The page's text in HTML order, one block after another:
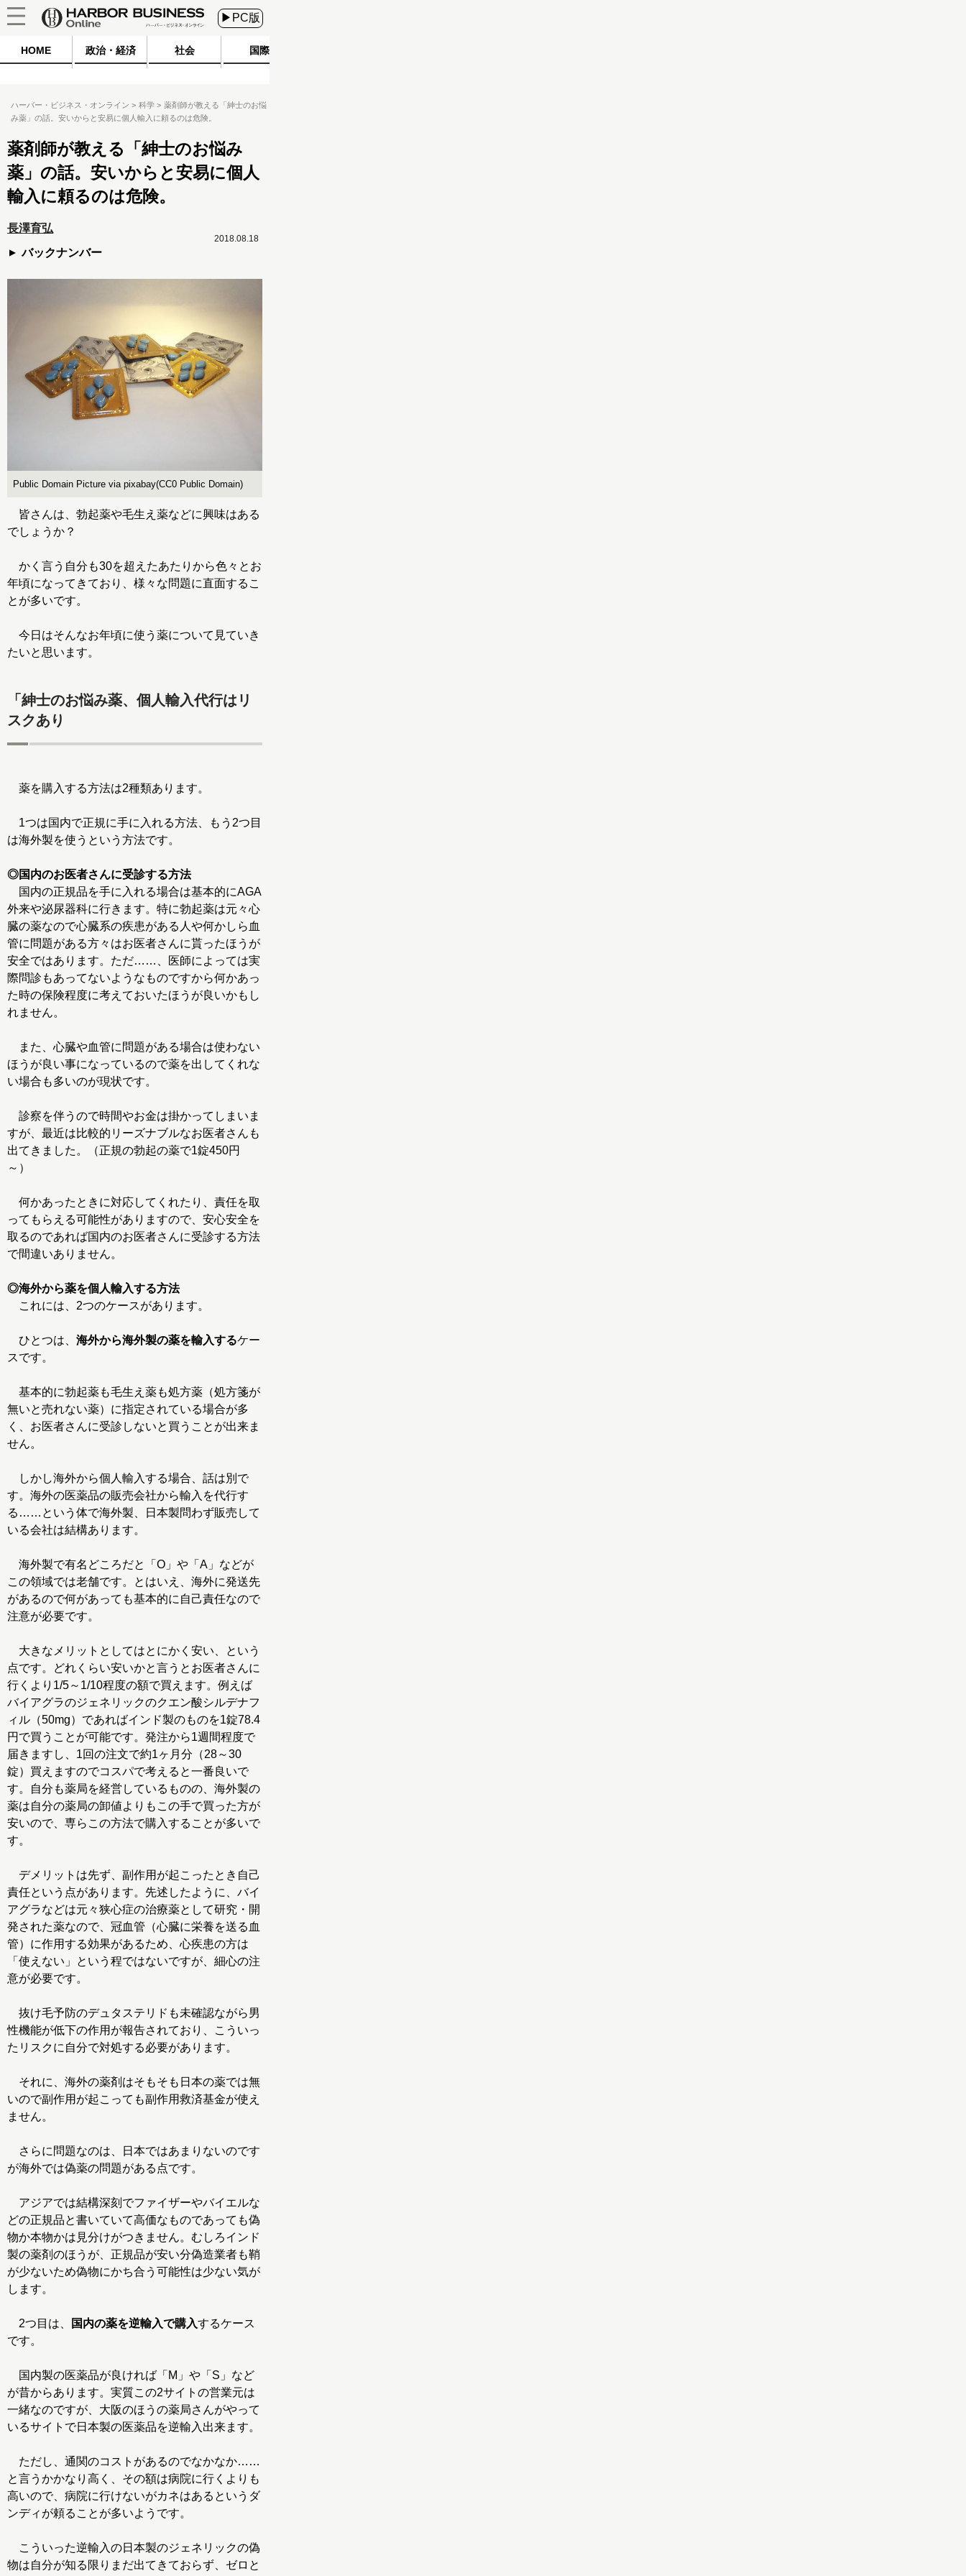
▶PC版
HOME 政治・経済 社会 国際
ハーバー・ビジネス・オンライン 科学
薬剤師が教える「紳士のお悩
み薬」の話。安いからと安易に個人輸入に頼るのは危険。
薬剤師が教える「紳士のお悩み
薬」の話。安いからと安易に個人
輸入に頼るのは危険。
長澤育弘
バックナンバー
2018.08.18
Public Domain Picture via pixabay(CC0 Public Domain)
皆さんは、勃起薬や毛生え薬などに興味はある
でしょうか？
かく言う自分も30を超えたあたりから色々とお
年頃になってきており、様々な問題に直面するこ
とが多いです。
今日はそんなお年頃に使う薬について見ていき
たいと思います。
「紳士のお悩み薬、個人輸入代行はリ
スクあり
薬を購入する方法は2種類あります。
1つは国内で正規に手に入れる方法、もう2つ目
は海外製を使うという方法です。
◎国内のお医者さんに受診する方法
国内の正規品を手に入れる場合は基本的にAGA
外来や泌尿器科に行きます。特に勃起薬は元々心
臓の薬なので心臓系の疾患がある人や何かしら血
管に問題がある方々はお医者さんに貰ったほうが
安全ではあります。ただ……、医師によっては実
際問診もあってないようなものですから何かあっ
た時の保険程度に考えておいたほうが良いかもし
れません。
また、心臓や血管に問題がある場合は使わない
ほうが良い事になっているので薬を出してくれな
い場合も多いのが現状です。
診察を伴うので時間やお金は掛かってしまいま
すが、最近は比較的リーズナブルなお医者さんも
出てきました。（正規の勃起の薬で1錠450円
～）
何かあったときに対応してくれたり、責任を取
ってもらえる可能性がありますので、安心安全を
取るのであれば国内のお医者さんに受診する方法
で間違いありません。
◎海外から薬を個人輸入する方法
これには、2つのケースがあります。
ひとつは、 海外から海外製の薬を輸入するケー
スです。
基本的に勃起薬も毛生え薬も処方薬（処方箋が
無いと売れない薬）に指定されている場合が多
く、お医者さんに受診しないと買うことが出来ま
せん。
しかし海外から個人輸入する場合、話は別で
す。海外の医薬品の販売会社から輸入を代行す
る……という体で海外製、日本製問わず販売して
いる会社は結構あります。
海外製で有名どころだと「O」や「A」などが
この領域では老舗です。とはいえ、海外に発送先
があるので何があっても基本的に自己責任なので
注意が必要です。
大きなメリットとしてはとにかく安い、という
点です。どれくらい安いかと言うとお医者さんに
行くより1/5～1/10程度の額で買えます。例えば
バイアグラのジェネリックのクエン酸シルデナフ
ィル（50mg）であればインド製のものを1錠78.4
円で買うことが可能です。発注から1週間程度で
届きますし、1回の注文で約1ヶ月分（28～30
錠）買えますのでコスパで考えると一番良いで
す。自分も薬局を経営しているものの、海外製の
薬は自分の薬局の卸値よりもこの手で買った方が
安いので、専らこの方法で購入することが多いで
す。
デメリットは先ず、副作用が起こったとき自己
責任という点があります。先述したように、バイ
アグラなどは元々狭心症の治療薬として研究・開
発された薬なので、冠血管（心臓に栄養を送る血
管）に作用する効果があるため、心疾患の方は
「使えない」という程ではないですが、細心の注
意が必要です。
抜け毛予防のデュタステリドも未確認ながら男
性機能が低下の作用が報告されており、こういっ
たリスクに自分で対処する必要があります。
それに、海外の薬剤はそもそも日本の薬では無
いので副作用が起こっても副作用救済基金が使え
ません。
さらに問題なのは、日本ではあまりないのです
が海外では偽薬の問題がある点です。
アジアでは結構深刻でファイザーやバイエルな
どの正規品と書いていて高価なものであっても偽
物か本物かは見分けがつきません。むしろインド
製の薬剤のほうが、正規品が安い分偽造業者も鞘
が少ないため偽物にかち合う可能性は少ない気が
します。
2つ目は、 国内の薬を逆輸入で購入するケース
です。
国内製の医薬品が良ければ「M」や「S」など
が昔からあります。実質この2サイトの営業元は
一緒なのですが、大阪のほうの薬局さんがやって
いるサイトで日本製の医薬品を逆輸入出来ます。
ただし、通関のコストがあるのでなかなか……
と言うかかなり高く、その額は病院に行くよりも
高いので、病院に行けないがカネはあるというダ
ンディが頼ることが多いようです。
こういった逆輸入の日本製のジェネリックの偽
物は自分が知る限りまだ出てきておらず、ゼロと